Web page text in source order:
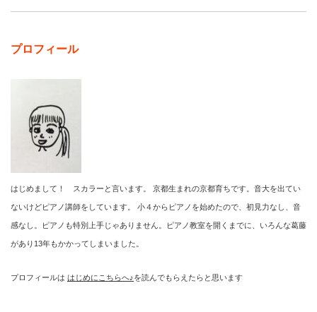
プロフィール
はじめまして！ スカラーと言います。 京都生まれの京都育ちです。音大を出てい
ないけどピアノ講師をしています。 小４からピアノを始めたので、初見力なし、音
感なし。ピアノも特別上手じゃありません。ピアノ教室を開くまでに、いろんな葛藤
があり13年もかかってしまいました。
プロフィールは はじめにこちらへ♪を読んでもらえたらと思います